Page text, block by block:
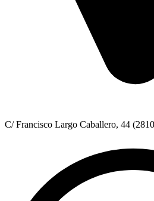
C/ Francisco Largo Caballero, 44